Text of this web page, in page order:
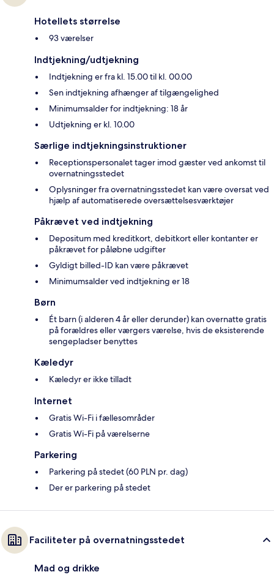
Hotellets størrelse
93 værelser
Indtjekning/udtjekning
Indtjekning er fra kl. 15.00 til kl. 00.00
Sen indtjekning afhænger af tilgængelighed
Minimumsalder for indtjekning: 18 år
Udtjekning er kl. 10.00
Særlige indtjekningsinstruktioner
Receptionspersonalet tager imod gæster ved ankomst til
overnatningsstedet
Oplysninger fra overnatningsstedet kan være oversat ved
hjælp af automatiserede oversættelsesværktøjer
Påkrævet ved indtjekning
Depositum med kreditkort, debitkort eller kontanter er
påkrævet for påløbne udgifter
Gyldigt billed-ID kan være påkrævet
Minimumsalder ved indtjekning er 18
Børn
Ét barn (i alderen 4 år eller derunder) kan overnatte gratis
på forældres eller værgers værelse, hvis de eksisterende
sengepladser benyttes
Kæledyr
Kæledyr er ikke tilladt
Internet
Gratis Wi-Fi i fællesområder
Gratis Wi-Fi på værelserne
Parkering
Parkering på stedet (60 PLN pr. dag)
Der er parkering på stedet
Faciliteter på overnatningsstedet
Mad og drikke